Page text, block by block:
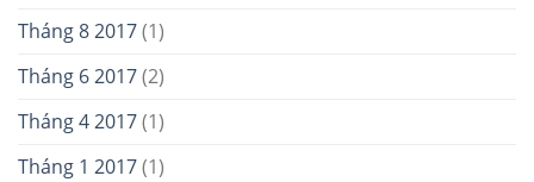
Tháng 8 2017(1)
Tháng 6 2017(2)
Tháng 4 2017(1)
Tháng 1 2017(1)